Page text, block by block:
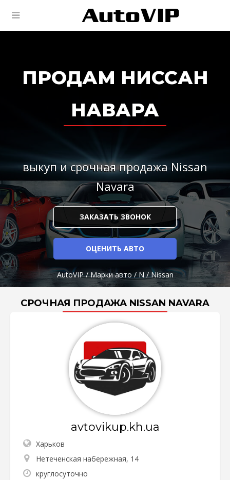
ПРОДАМ НИССАН
НАВАРА
выкуп и срочная продажа Nissan
Navara
ЗАКАЗАТЬ ЗВОНОК
ОЦЕНИТЬ АВТО
AutoVIP/Марки авто /N/Nissan
СРОЧНАЯ ПРОДАЖА NISSAN NAVARA
avtovikup.kh.ua
Харьков
Нетеченская набережная, 14
круглосуточно